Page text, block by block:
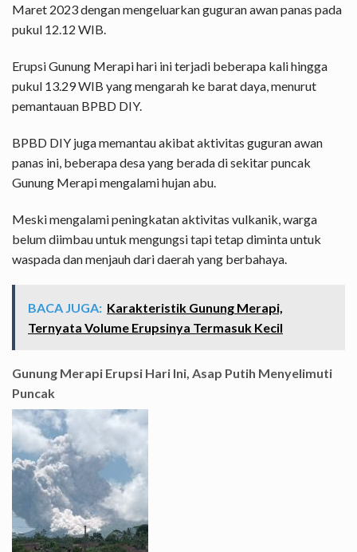
Maret 2023 dengan mengeluarkan guguran awan panas pada
pukul 12.12 WIB.
Erupsi Gunung Merapi hari ini terjadi beberapa kali hingga
pukul 13.29 WIB yang mengarah ke barat daya, menurut
pemantauan BPBD DIY.
BPBD DIY juga memantau akibat aktivitas guguran awan
panas ini, beberapa desa yang berada di sekitar puncak
Gunung Merapi mengalami hujan abu.
Meski mengalami peningkatan aktivitas vulkanik, warga
belum diimbau untuk mengungsi tapi tetap diminta untuk
waspada dan menjauh dari daerah yang berbahaya.
BACA JUGA: Karakteristik Gunung Merapi,
Ternyata Volume Erupsinya Termasuk Kecil
Gunung Merapi Erupsi Hari Ini, Asap Putih Menyelimuti
Puncak